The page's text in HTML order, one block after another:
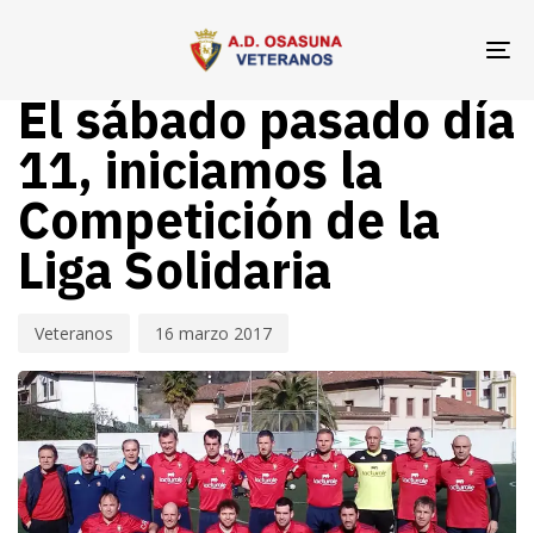
navigation
Skip
content
VETERANOS OSASUNA
El sábado pasado día
11, iniciamos la
Competición de la
Liga Solidaria
Veteranos 16 marzo 2017